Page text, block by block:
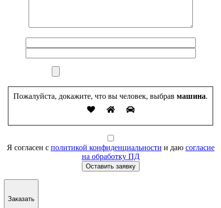
Пожалуйста, докажите, что вы человек, выбрав машина.
Я согласен с политикой конфиденциальности и даю согласие
на обработку ПД
Оставить заявку
Заказать